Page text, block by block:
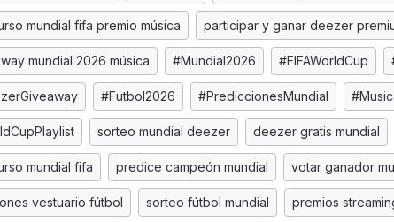
mundial fifa premio música participar y ganar deezer
mundial 2026 música #Mundial2026 #FIFAWorldCup
#Futbol2026 #PrediccionesMundial
sorteo mundial deezer deezer gratis mundial
mundial fifa predice campeón mundial votar ganador
vestuario fútbol sorteo fútbol mundial premios